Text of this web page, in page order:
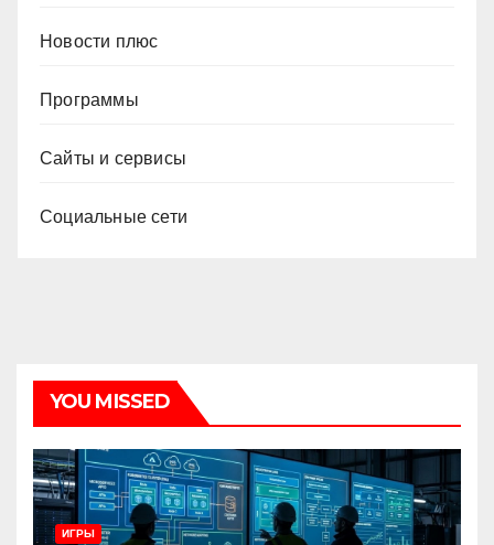
Новости плюс
Программы
Сайты и сервисы
Социальные сети
YOU MISSED
ИГРЫ